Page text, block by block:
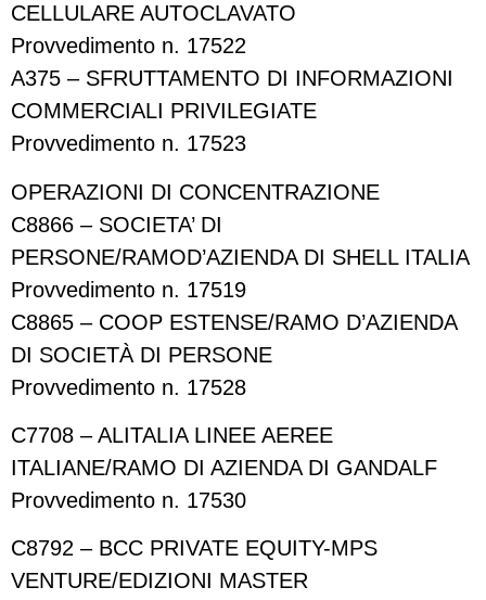
CELLULARE AUTOCLAVATO
Provvedimento n. 17522
A375 – SFRUTTAMENTO DI INFORMAZIONI
COMMERCIALI PRIVILEGIATE
Provvedimento n. 17523
OPERAZIONI DI CONCENTRAZIONE
C8866 – SOCIETA’ DI
PERSONE/RAMOD’AZIENDA DI SHELL ITALIA
Provvedimento n. 17519
C8865 – COOP ESTENSE/RAMO D’AZIENDA
DI SOCIETÀ DI PERSONE
Provvedimento n. 17528
C7708 – ALITALIA LINEE AEREE
ITALIANE/RAMO DI AZIENDA DI GANDALF
Provvedimento n. 17530
C8792 – BCC PRIVATE EQUITY-MPS
VENTURE/EDIZIONI MASTER